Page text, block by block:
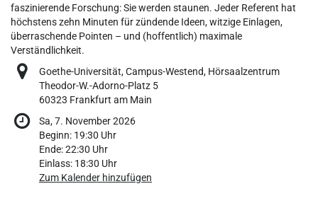
faszinierende Forschung: Sie werden staunen. Jeder Referent hat
höchstens zehn Minuten für zündende Ideen, witzige Einlagen,
überraschende Pointen – und (hoffentlich) maximale
Verständlichkeit.
Goethe-Universität, Campus-Westend, Hörsaalzentrum
Theodor-W.-Adorno-Platz 5
60323 Frankfurt am Main
Sa, 7. November 2026
Beginn: 19:30 Uhr
Ende:22:30 Uhr
Einlass: 18:30 Uhr
Zum Kalender hinzufügen